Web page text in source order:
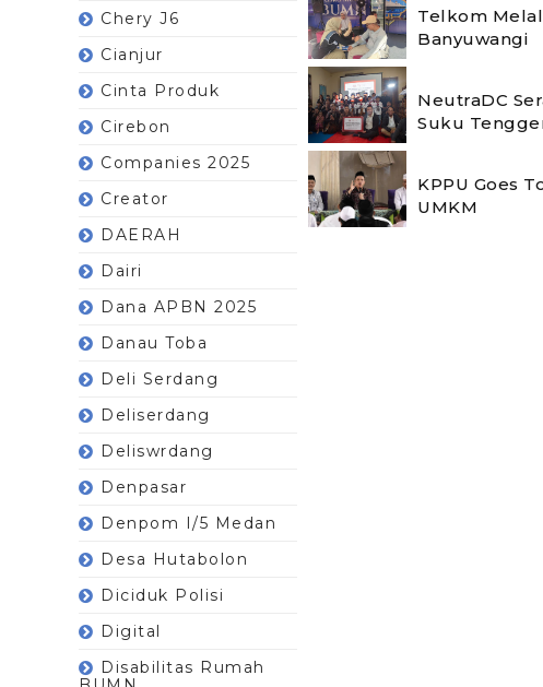
Chery J6
Cianjur
Cinta Produk
Cirebon
Companies 2025
Creator
DAERAH
Dairi
Dana APBN 2025
Danau Toba
Deli Serdang
Deliserdang
Deliswrdang
Denpasar
Denpom I/5 Medan
Desa Hutabolon
Diciduk Polisi
Digital
Disabilitas Rumah
Telkom
Banyuwangi
NeutraDC
Suku
KPPU Goes
UMKM